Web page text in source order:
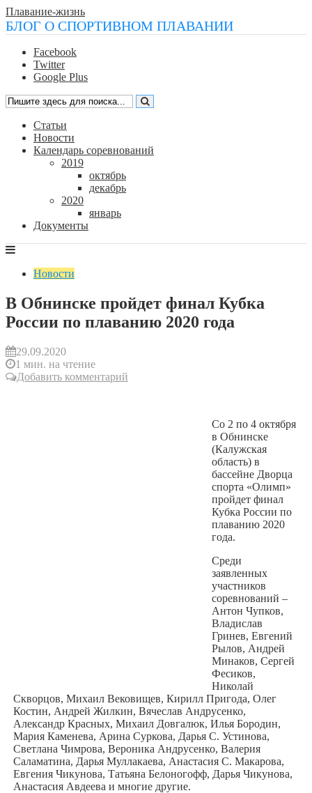
Плавание-жизнь
БЛОГ О СПОРТИВНОМ ПЛАВАНИИ
Facebook
Twitter
Google Plus
Статьи
Новости
Календарь соревнований
2019
октябрь
декабрь
2020
январь
Документы
Новости
В Обнинске пройдет финал Кубка
России по плаванию 2020 года
29.09.2020
1 мин. на чтение
Добавить комментарий
Со 2 по 4 октября
в Обнинске
(Калужская
область) в
бассейне Дворца
спорта «Олимп»
пройдет финал
Кубка России по
плаванию 2020
года.
Среди
заявленных
участников
соревнований –
Антон Чупков,
Владислав
Гринев, Евгений
Рылов, Андрей
Минаков, Сергей
Фесиков,
Николай
Скворцов, Михаил Вековищев, Кирилл Пригода, Олег
Костин, Андрей Жилкин, Вячеслав Андрусенко,
Александр Красных, Михаил Довгалюк, Илья Бородин,
Мария Каменева, Арина Суркова, Дарья С. Устинова,
Светлана Чимрова, Вероника Андрусенко, Валерия
Саламатина, Дарья Муллакаева, Анастасия С. Макарова,
Евгения Чикунова, Татьяна Белоногофф, Дарья Чикунова,
Анастасия Авдеева и многие другие.